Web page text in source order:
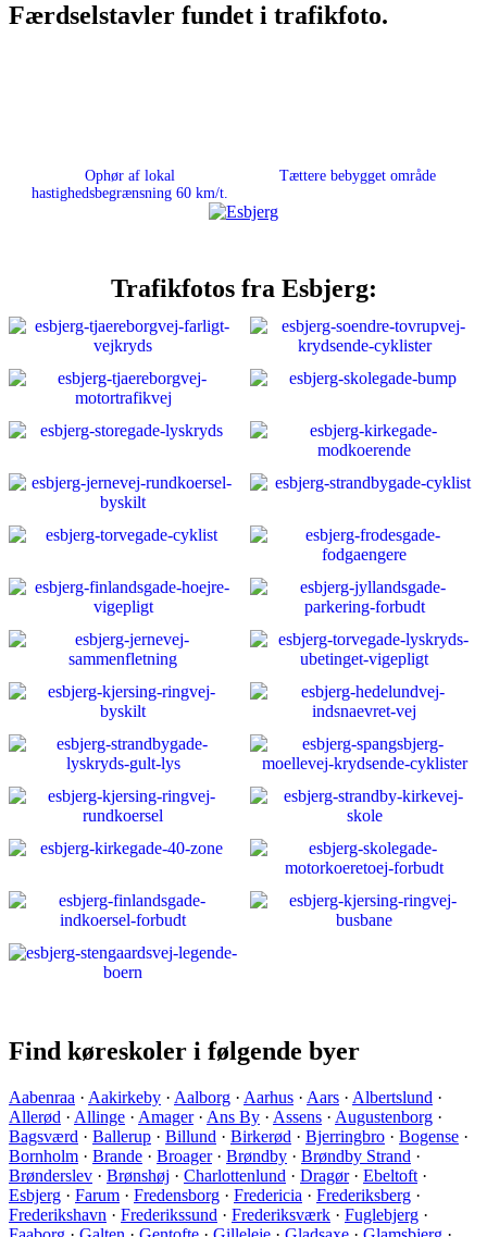
Færdselstavler fundet i trafikfoto.
Ophør af lokal
hastighedsbegrænsning 60 km/t.
Tættere bebygget område
Trafikfotos fra Esbjerg:
Find køreskoler i følgende byer
Aabenraa · Aakirkeby · Aalborg · Aarhus · Aars · Albertslund ·
Allerød · Allinge · Amager· Ans By · Assens · Augustenborg ·
Bagsværd · Ballerup · Billund · Birkerød · Bjerringbro · Bogense ·
Bornholm · Brande · Broager· Brøndby · Brøndby Strand ·
Brønderslev · Brønshøj · Charlottenlund · Dragør· Ebeltoft ·
Esbjerg · Farum · Fredensborg · Fredericia · Frederiksberg ·
Frederikshavn · Frederikssund · Frederiksværk · Fuglebjerg ·